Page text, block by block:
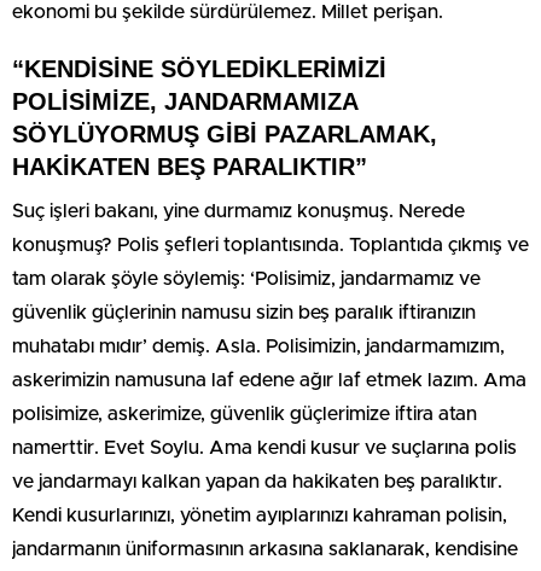
ekonomi bu şekilde sürdürülemez. Millet perişan.
“KENDİSİNE SÖYLEDİKLERİMİZİ
POLİSİMİZE, JANDARMAMIZA
SÖYLÜYORMUŞ GİBİ PAZARLAMAK,
HAKİKATEN BEŞ PARALIKTIR”
Suç işleri bakanı, yine durmamız konuşmuş. Nerede
konuşmuş? Polis şefleri toplantısında. Toplantıda çıkmış ve
tam olarak şöyle söylemiş: ‘Polisimiz, jandarmamız ve
güvenlik güçlerinin namusu sizin beş paralık iftiranızın
muhatabı mıdır’ demiş. Asla. Polisimizin, jandarmamızım,
askerimizin namusuna laf edene ağır laf etmek lazım. Ama
polisimize, askerimize, güvenlik güçlerimize iftira atan
namerttir. Evet Soylu. Ama kendi kusur ve suçlarına polis
ve jandarmayı kalkan yapan da hakikaten beş paralıktır.
Kendi kusurlarınızı, yönetim ayıplarınızı kahraman polisin,
jandarmanın üniformasının arkasına saklanarak, kendisine